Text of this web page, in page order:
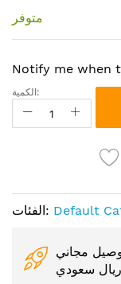
معرض
الصور
متوفر
Notify me when
الكمية:
الفئات: Default
مجاني